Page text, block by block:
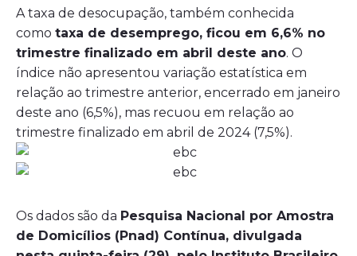
A taxa de desocupação, também conhecida
como taxa de desemprego, ficou em 6,6% no
trimestre finalizado em abril deste ano. O
índice não apresentou variação estatística em
relação ao trimestre anterior, encerrado em janeiro
deste ano (6,5%), mas recuou em relação ao
trimestre finalizado em abril de 2024 (7,5%).
Os dados são da Pesquisa Nacional por Amostra
de Domicílios (Pnad) Contínua, divulgada